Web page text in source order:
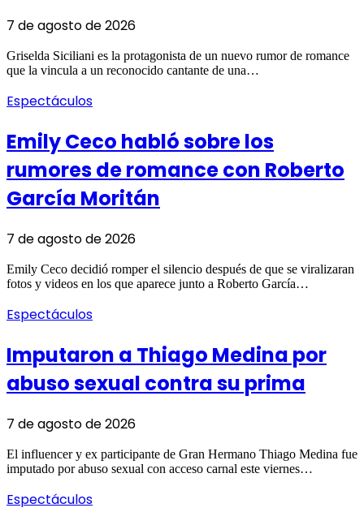
7 de agosto de 2026
Griselda Siciliani es la protagonista de un nuevo rumor de romance
que la vincula a un reconocido cantante de una…
Espectáculos
Emily Ceco habló sobre los
rumores de romance con Roberto
García Moritán
7 de agosto de 2026
Emily Ceco decidió romper el silencio después de que se viralizaran
fotos y videos en los que aparece junto a Roberto García…
Espectáculos
Imputaron a Thiago Medina por
abuso sexual contra su prima
7 de agosto de 2026
El influencer y ex participante de Gran Hermano Thiago Medina fue
imputado por abuso sexual con acceso carnal este viernes…
Espectáculos